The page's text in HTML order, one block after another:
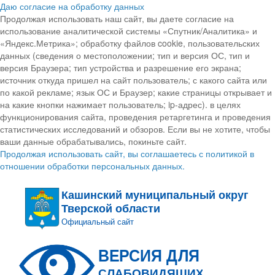
Даю согласие на обработку данных
Продолжая использовать наш сайт, вы даете согласие на
использование аналитической системы «Спутник/Аналитика» и
«Яндекс.Метрика»; обработку файлов cookie, пользовательских
данных (сведения о местоположении; тип и версия ОС, тип и
версия Браузера; тип устройства и разрешение его экрана;
источник откуда пришел на сайт пользователь; с какого сайта или
по какой рекламе; язык ОС и Браузер; какие страницы открывает и
на какие кнопки нажимает пользователь; ip-адрес). в целях
функционирования сайта, проведения ретаргетинга и проведения
статистических исследований и обзоров. Если вы не хотите, чтобы
ваши данные обрабатывались, покиньте сайт.
Продолжая использовать сайт, вы соглашаетесь с политикой в
отношении обработки персональных данных.